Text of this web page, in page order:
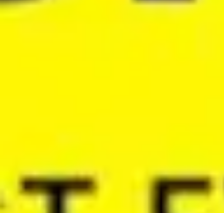
리서치 및 디자인